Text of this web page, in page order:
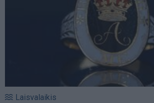
Laisvalaikis